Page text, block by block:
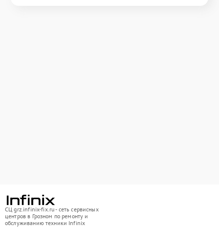
СЦ grz.infinix-fix.ru - сеть сервисных
центров в Грозном по ремонту и
обслуживанию техники Infinix